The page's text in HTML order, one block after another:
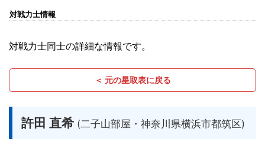
対戦力士情報
対戦力士同士の詳細な情報です。
＜ 元の星取表に戻る
許田 直希 (二子山部屋・神奈川県横浜市都筑区)